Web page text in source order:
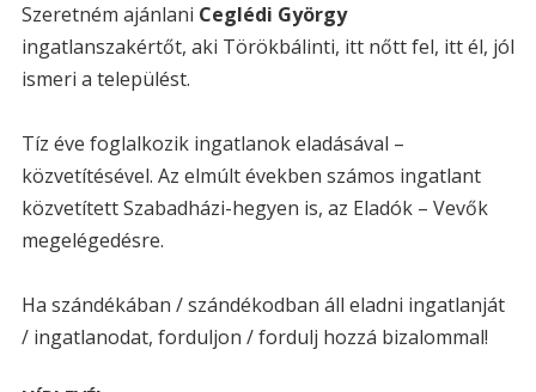
Szeretném ajánlani Ceglédi György
ingatlanszakértőt, aki Törökbálinti, itt nőtt fel, itt él, jól
ismeri a települést.
Tíz éve foglalkozik ingatlanok eladásával –
közvetítésével. Az elmúlt években számos ingatlant
közvetített Szabadházi-hegyen is, az Eladók – Vevők
megelégedésre.
Ha szándékában / szándékodban áll eladni ingatlanját
/ ingatlanodat, forduljon / fordulj hozzá bizalommal!